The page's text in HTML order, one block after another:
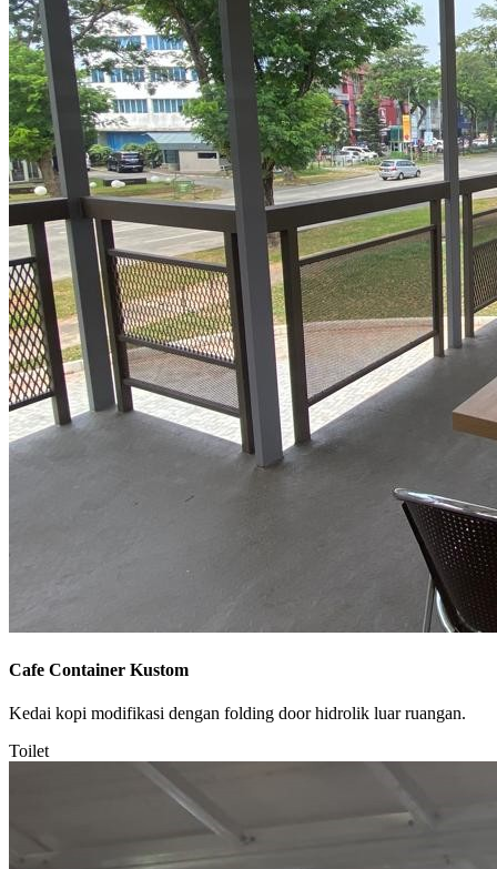
Cafe Container Kustom
Kedai kopi modifikasi dengan folding door hidrolik luar ruangan.
Toilet